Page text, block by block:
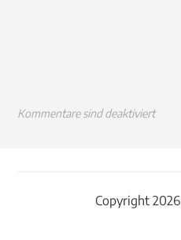
Kommentare sind deaktiviert
Copyright 2026